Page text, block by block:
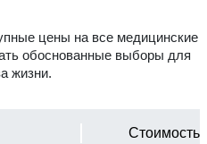
цены на все медицинские
обоснованные выборы для
жизни.
Стоимость